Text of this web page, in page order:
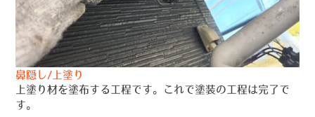
鼻隠し/上塗り
上塗り材を塗布する工程です。これで塗装の工程は完了で
す。